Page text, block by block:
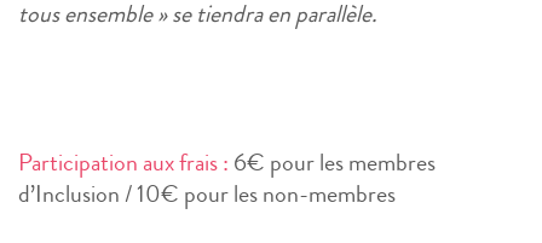
tous ensemble » se tiendra en parallèle.
Participation aux frais : 6€ pour les membres
d’Inclusion / 10€ pour les non-membres